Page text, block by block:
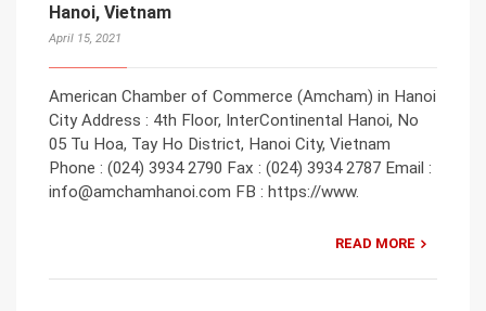
Hanoi, Vietnam
April 15, 2021
American Chamber of Commerce (Amcham) in Hanoi
City Address : 4th Floor, InterContinental Hanoi, No
05 Tu Hoa, Tay Ho District, Hanoi City, Vietnam
Phone : (024) 3934 2790 Fax : (024) 3934 2787 Email :
info@amchamhanoi.com FB : https://www.
READ MORE